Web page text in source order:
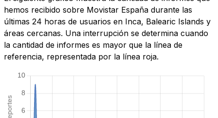
hemos recibido sobre Movistar España durante las
últimas 24 horas de usuarios en Inca, Balearic Islands y
áreas cercanas. Una interrupción se determina cuando
la cantidad de informes es mayor que la línea de
referencia, representada por la línea roja.